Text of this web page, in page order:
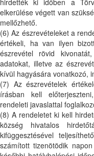
elkerülése végett van
mellőzhető.
(6) Az észrevételeket a
értékeli, ha van ilyen
észrevétel rövid
adatokat, illetve az
kívül hagyására vonatkozó,
(7) Az észrevételek
írásban kell
rendeleti javaslattal
(8) A rendeletet ki kell
község hivatalos
kifüggesztésével
számított tizenötödik